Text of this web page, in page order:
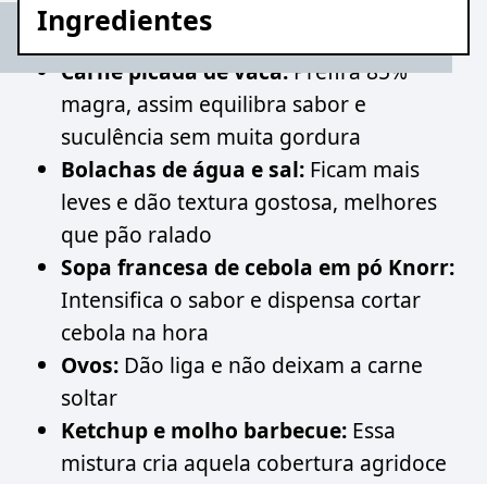
Ingredientes
Carne picada de vaca:Prefira 85%
magra, assim equilibra sabor e
suculência sem muita gordura
Bolachas de água e sal: Ficam mais
leves e dão textura gostosa, melhores
que pão ralado
Sopa francesa de cebola em pó Knorr:
Intensifica o sabor e dispensa cortar
cebola na hora
Ovos: Dão liga e não deixam a carne
soltar
Ketchup e molho barbecue: Essa
mistura cria aquela cobertura agridoce